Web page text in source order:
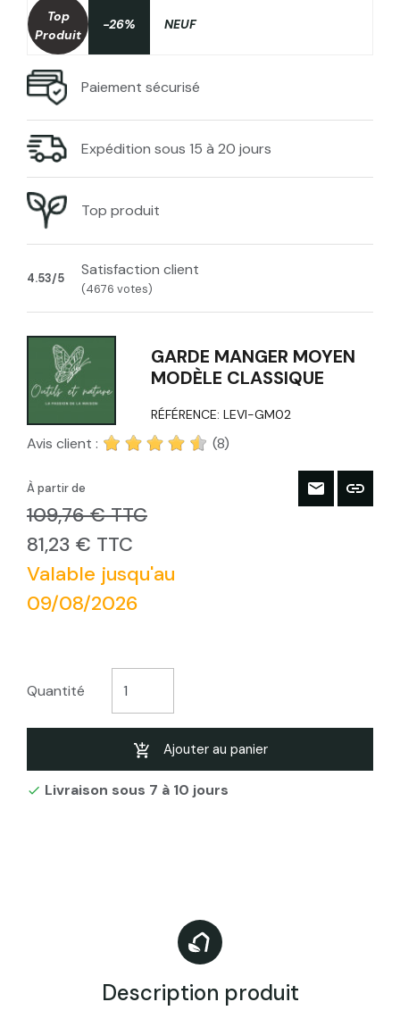
Top
Produit
-26% NEUF
Paiement sécurisé
Expédition sous 15 à 20 jours
Top produit
4.53/5 Satisfaction client
(4676 votes)
GARDE MANGER MOYEN
MODÈLE CLASSIQUE
RÉFÉRENCE:LEVI-GM02
Avis client : (8)
À partir de
109,76 € TTC
81,23 € TTC
Valable jusqu'au
09/08/2026
Quantité
Ajouter au panier
 Livraison sous 7 à 10 jours
Description produit